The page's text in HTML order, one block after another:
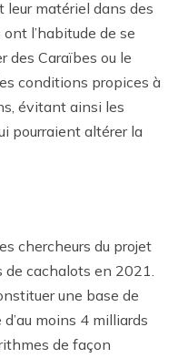
leur matériel dans des
l’habitude de se
des Caraïbes ou le
conditions propices à
évitant ainsi les
pourraient altérer la
chercheurs du projet
cachalots en 2021.
une base de
moins 4 milliards
de façon